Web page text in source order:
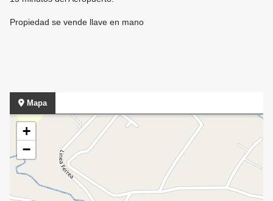
Propiedad se vende llave en mano
Mapa
+
−